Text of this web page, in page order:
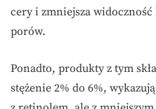
cery i zmniejsza
porów.
Ponadto, produkty z tym
stężenie 2% do 6%,